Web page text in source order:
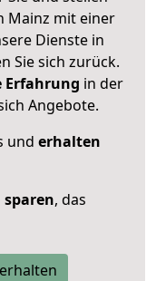
Mainz mit einer
Dienste in
Sie sich zurück.
Erfahrung in der
Angebote.
und erhalten
sparen, das